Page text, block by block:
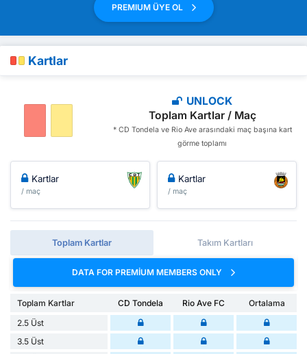
PREMIUM ÜYE OL
Kartlar
UNLOCK
Toplam Kartlar / Maç
* CD Tondela ve Rio Ave arasındaki maç başına kart
görme toplamı
Kartlar
/ maç
Kartlar
/ maç
Toplam Kartlar Takım Kartları
DATA FOR PREMIUM MEMBERS ONLY
Toplam Kartlar CD Tondela Rio Ave FC
Ortalama
2.5 Üst
3.5 Üst